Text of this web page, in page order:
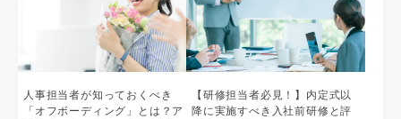
人事担当者が知っておくべき
「オフボーディング」とは？ア
【研修担当者必見！】内定式以
降に実施すべき入社前研修と評